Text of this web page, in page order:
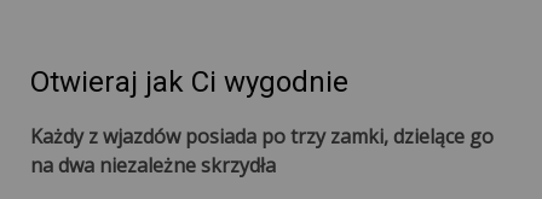
Otwieraj jak Ci wygodnie
Każdy z wjazdów posiada po trzy zamki, dzielące go
na dwa niezależne skrzydła